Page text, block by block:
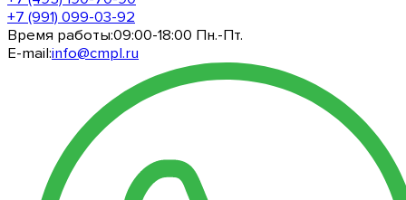
+7 (991) 099-03-92
Время работы:09:00-18:00 Пн.-Пт.
E-mail:info@cmpl.ru